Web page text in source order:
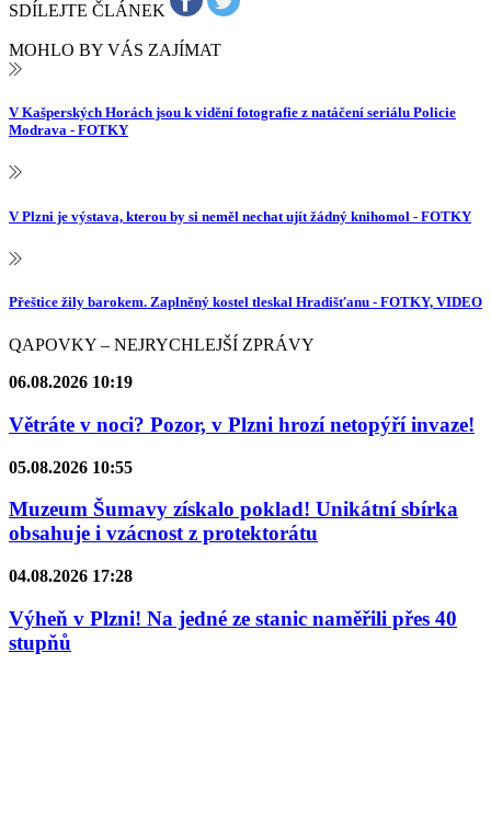
SDÍLEJTE ČLÁNEK
MOHLO BY VÁS ZAJÍMAT
V Kašperských Horách jsou k vidění fotografie z natáčení seriálu Policie
Modrava - FOTKY
V Plzni je výstava, kterou by si neměl nechat ujít žádný knihomol - FOTKY
Přeštice žily barokem. Zaplněný kostel tleskal Hradišťanu - FOTKY, VIDEO
QAPOVKY – NEJRYCHLEJŠÍ ZPRÁVY
06.08.2026 10:19
Větráte v noci? Pozor, v Plzni hrozí netopýří invaze!
05.08.2026 10:55
Muzeum Šumavy získalo poklad! Unikátní sbírka
obsahuje i vzácnost z protektorátu
04.08.2026 17:28
Výheň v Plzni! Na jedné ze stanic naměřili přes 40
stupňů